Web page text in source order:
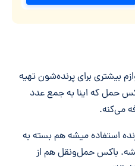
بیشتری برای پرنده‌شون تهیه
حمل که اینا به جمع عدد
می‌کنه.
استفاده میشه هم بسته به
میشه. باکس حمل‌ونقل هم از